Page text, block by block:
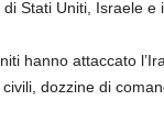
Stati Uniti, Israele e
hanno attaccato
dozzine di